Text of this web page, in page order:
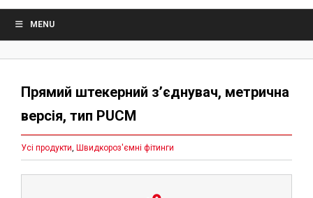
MENU
Прямий штекерний з’єднувач, метрична
версія, тип PUCM
Усі продукти, Швидкороз'ємні фітинги